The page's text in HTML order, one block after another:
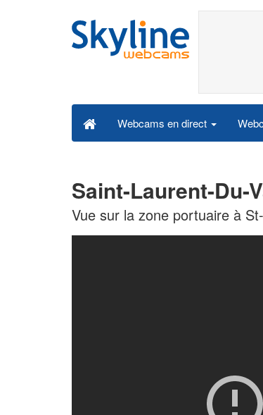
Webcams en direct
Saint-Laurent-Du-
Vue sur la zone portuaire à